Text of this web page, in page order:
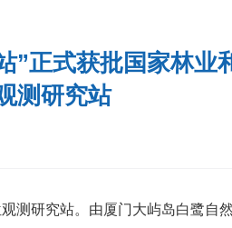
”正式获批国家林业
测研究站
测研究站。由厦门大屿岛白鹭自